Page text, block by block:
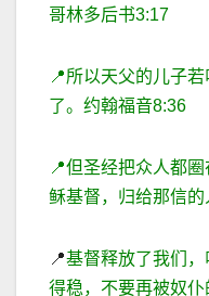
哥林多后书3:17
📍所以天父的儿子
了。约翰福音8:36
📍但圣经把众人都
稣基督，归给那信
📍基督释放了我们
得稳，不要再被奴